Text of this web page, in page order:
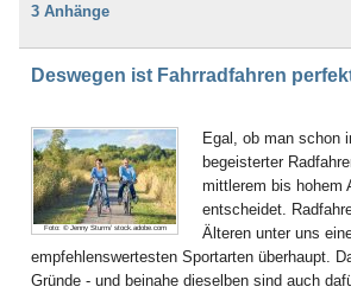
3 Anhänge
Deswegen ist Fahrradfahren
Foto: © Jenny Sturm/ stock.adobe.com
Egal, ob man schon
begeisterter
mittlerem bis hohem
entscheidet.
Älteren unter uns
empfehlenswertesten Sportarten überhaupt.
Gründe - und beinahe dieselben sind auch